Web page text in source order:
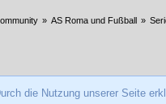
» AS Roma und Fußball »
die Nutzung unserer Seite